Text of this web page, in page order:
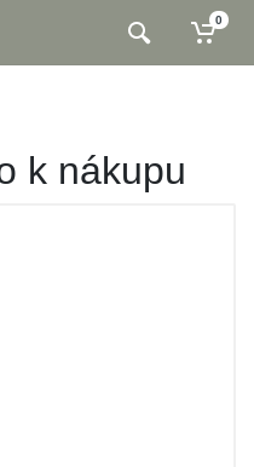
0
k nákupu